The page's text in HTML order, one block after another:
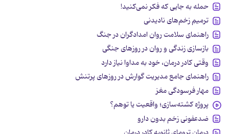
حمله به جایی که فکر نمی‌کنید!
ترمیمِ زخم‌های نادیدنی
راهنمای سلامت روان امدادگران در جنگ
بازسازی زندگی و روان در روزهای جنگی
وقتی کادر درمان، خود به مداوا نیاز دارد
راهنمای جامع مدیریت گوارش در روزهای پرتنش
مهار فرسودگی مغز
پروژه کشته‌سازی؛ واقعیت یا توهم؟
ضدعفونی زخم بدون دارو